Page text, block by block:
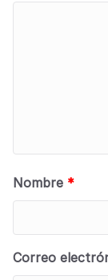
Nombre *
Correo